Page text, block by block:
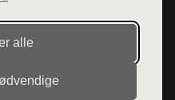
alleudgiver en række
forskellige produkter fra
varer fra denne side - vi